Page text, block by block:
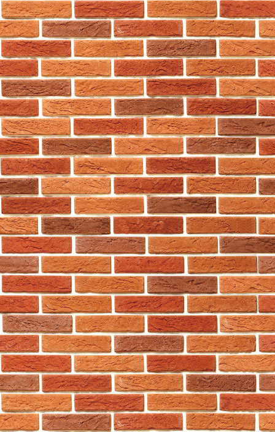
提供的資料包括但不限於：
•個人資料，如你的姓名、性別
•聯絡資料，如你的電話號碼、
•信用卡或銀行帳戶資料，如信
•閣下的收入或家庭收入及個人
•商業資料，如公司名稱、職銜
•閣下在本公司進行的意見調查
•閣下的電腦或移動裝置IP地址
b. 資料之目的及用途
本公司所收集之個人資料將用
(i) 本公司提供網上購物及送貨
身份。有關資料包括但不限於
(ii) 申請、日常運作、延續使用
(iii) 提供貨品或服務(包括但不
(iv) 處理發單、付款及銷售訂單
(v) 方便日常操作閣下的賬戶及
(vi) 核實閣下身份；
(vii) 進行顧客數據分析及分析你
(viii) 設計本公司網站及內容，
(ix) 調查投訴、備受懷疑的可疑
(x) 綜合性內部統計、調查、研
料檔案。直至該等資料已不再